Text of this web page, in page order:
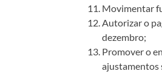
Movimentar
Autorizar o
dezembro;
Promover o
ajustamentos